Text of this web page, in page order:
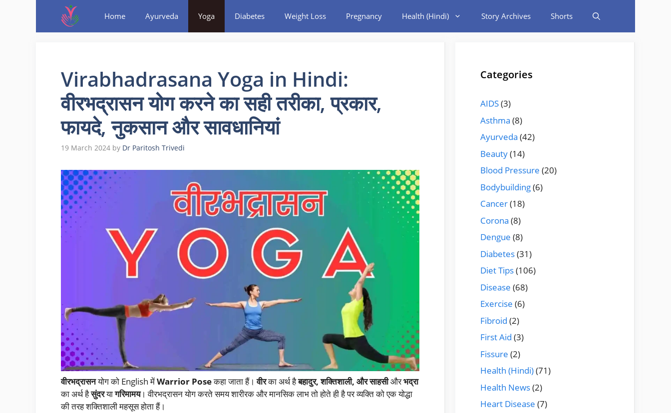
Home Ayurveda Yoga Diabetes Weight Loss Pregnancy Health (Hindi) Story Archives Shorts
Virabhadrasana Yoga in Hindi:
वीरभद्रासन योग करने का सही तरीका, प्रकार,
फायदे, नुकसान और सावधानियां
19 March 2024 by Dr Paritosh Trivedi
वीरभद्रासनयोग को English मेंWarrior Poseकहा जाता हैं।वीरका अर्थ हैबहादुर, शक्तिशाली, और साहसीऔरभद्रा
का अर्थ हैसुंदरयागरिमामय। वीरभद्रासन योग करते समय शारीरक और मानसिक लाभ तो होते ही है पर व्यक्ति को एक योद्धा
की तरह शक्तिशाली महसूस होता हैं।
Categories
AIDS(3)
Asthma (8)
Ayurveda (42)
Beauty(14)
Blood Pressure (20)
Bodybuilding(6)
Cancer(18)
Corona (8)
Dengue (8)
Diabetes(31)
Diet Tips(106)
Disease (68)
Exercise (6)
Fibroid (2)
First Aid (3)
Fissure (2)
Health (Hindi)(71)
Health News(2)
Heart Disease (7)